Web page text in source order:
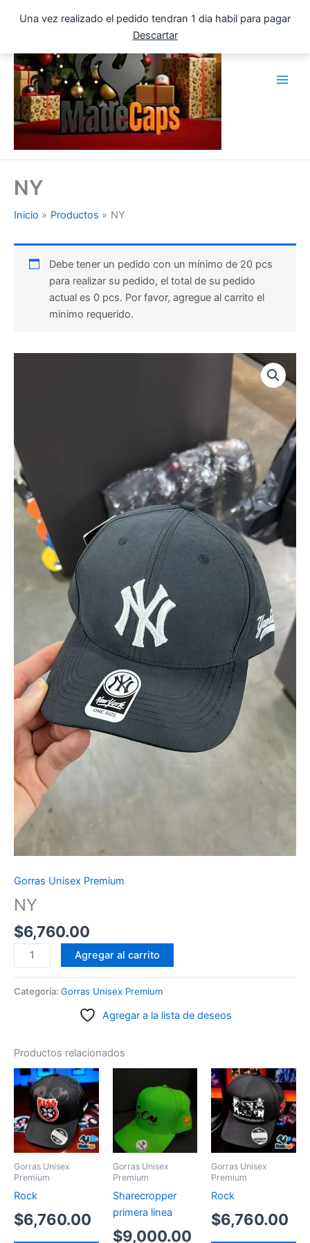
Una vez realizado el pedido tendran 1 dia habil para pagar
Descartar
NY
Inicio Productos NY
Debe tener un pedido con un mínimo de 20 pcs
para realizar su pedido, el total de su pedido
actual es 0 pcs. Por favor, agregue al carrito el
minimo requerido.
Gorras Unisex Premium
NY
$6,760.00
cantidad
Agregar al carrito
Categoría: Gorras Unisex Premium
Agregar a la lista de deseos
Productos relacionados
Gorras Unisex
Premium
Rock
$6,760.00
Gorras Unisex
Premium
Sharecropper
primera linea
$9,000.00
Gorras Unisex
Premium
Rock
$6,760.00